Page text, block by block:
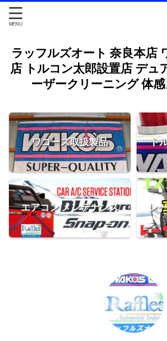
ラッフルズオート 奈良本店
店 トルコン太郎設置店 デュ
ーザークリーニング 体
ワコーズ取扱製品 ト
エアコン メンテナンス レ